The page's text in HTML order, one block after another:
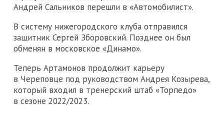
Андрей Сальников перешли в «Автомобилист».
В систему нижегородского клуба отправился
защитник Сергей Зборовский. Позднее он был
обменян в московское «Динамо».
Теперь Артамонов продолжит карьеру
в Череповце под руководством Андрея Козырева,
который входил в тренерский штаб «Торпедо»
в сезоне 2022/2023.